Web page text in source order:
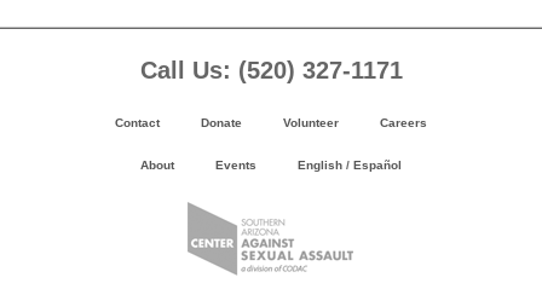
Call Us: (520) 327-1171
Contact Donate Volunteer Careers
About Events English / Español